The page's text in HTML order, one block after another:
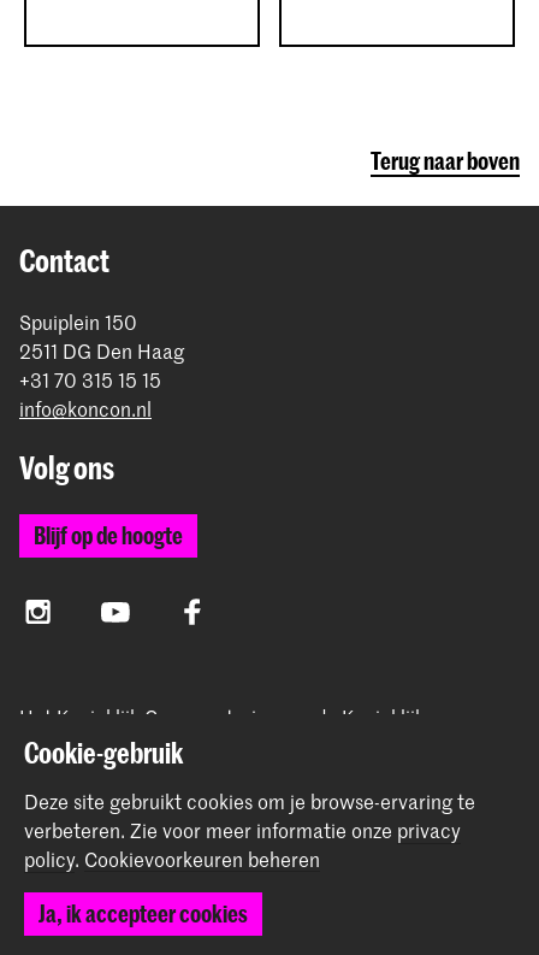
Terug naar boven
Contact
Spuiplein 150
2511 DG Den Haag
+31 70 315 15 15
info@koncon.nl
Volg ons
Blijf op de hoogte
InstagramYouTube Facebook
Het Koninklijk Conservatorium en de Koninklijke
Academie van Beeldende Kunsten vormen samen
Hogeschool der Kunsten Den Haag.
© 2025 - 2026 Koninklijk Conservatorium |
Cookievoorkeuren
Cookie-gebruik
Deze site gebruikt cookies om je browse-ervaring te
verbeteren. Zie voor meer informatie onze privacy
policy. Cookievoorkeuren beheren
Ja, ik accepteer cookies